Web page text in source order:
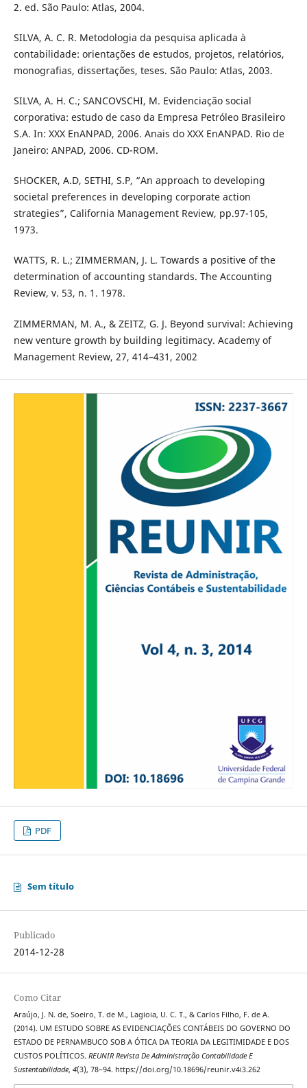
2. ed. São Paulo: Atlas, 2004.
SILVA, A. C. R. Metodologia da pesquisa aplicada à
contabilidade: orientações de estudos, projetos, relatórios,
monografias, dissertações, teses. São Paulo: Atlas, 2003.
SILVA, A. H. C.; SANCOVSCHI, M. Evidenciação social
corporativa: estudo de caso da Empresa Petróleo Brasileiro
S.A. In: XXX EnANPAD, 2006. Anais do XXX EnANPAD. Rio de
Janeiro: ANPAD, 2006. CD-ROM.
SHOCKER, A.D, SETHI, S.P, “An approach to developing
societal preferences in developing corporate action
strategies”, California Management Review, pp.97-105,
1973.
WATTS, R. L.; ZIMMERMAN, J. L. Towards a positive of the
determination of accounting standards. The Accounting
Review, v. 53, n. 1. 1978.
ZIMMERMAN, M. A., & ZEITZ, G. J. Beyond survival: Achieving
new venture growth by building legitimacy. Academy of
Management Review, 27, 414–431, 2002
PDF
Sem título
Publicado
2014-12-28
Como Citar
Araújo, J. N. de, Soeiro, T. de M., Lagioia, U. C. T., & Carlos Filho, F. de A.
(2014). UM ESTUDO SOBRE AS EVIDENCIAÇÕES CONTÁBEIS DO GOVERNO DO
ESTADO DE PERNAMBUCO SOB A ÓTICA DA TEORIA DA LEGITIMIDADE E DOS
CUSTOS POLÍTICOS. REUNIR Revista De Administração Contabilidade E
Sustentabilidade, 4(3), 78–94. https://doi.org/10.18696/reunir.v4i3.262